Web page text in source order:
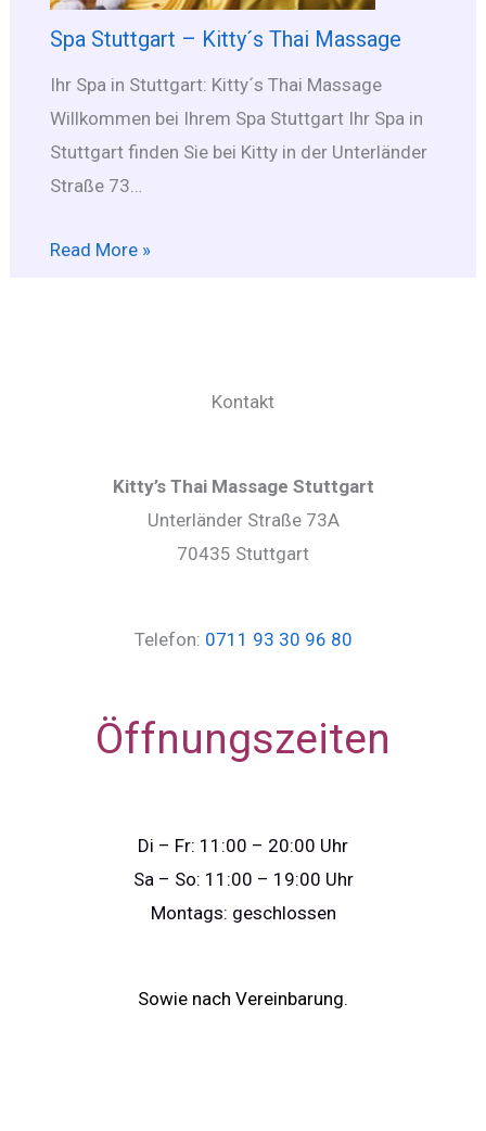
Spa Stuttgart – Kitty´s Thai Massage
Ihr Spa in Stuttgart: Kitty´s Thai Massage
Willkommen bei Ihrem Spa Stuttgart Ihr Spa in
Stuttgart finden Sie bei Kitty in der Unterländer
Straße 73…
Read More »
Kontakt
Kitty’s Thai Massage Stuttgart
Unterländer Straße 73A
70435 Stuttgart
Telefon: 0711 93 30 96 80
Öffnungszeiten
Di – Fr: 11:00 – 20:00 Uhr
Sa – So: 11:00 – 19:00 Uhr
Montags: geschlossen
Sowie nach Vereinbarung.